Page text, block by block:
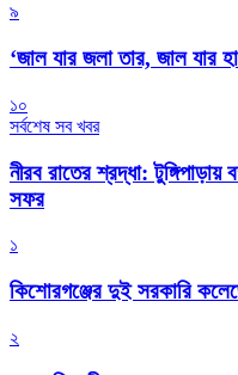
৯
‘জাল যার জলা তার, জাল যার
১০
সর্বশেষ সব খবর
নীরব রাতের শ্রদ্ধা:
সফর
১
কিশোরগঞ্জের দুই সরকারি
২